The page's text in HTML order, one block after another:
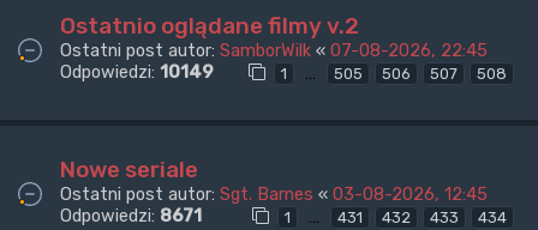
Ostatnio oglądane filmy v.2
Ostatni post autor: SamborWilk « 07-08-2026, 22:45
Odpowiedzi: 10149 1 … 505 506 507 508
Nowe seriale
Ostatni post autor: Sgt. Barnes « 03-08-2026, 12:45
Odpowiedzi: 8671 1 … 431 432 433 434